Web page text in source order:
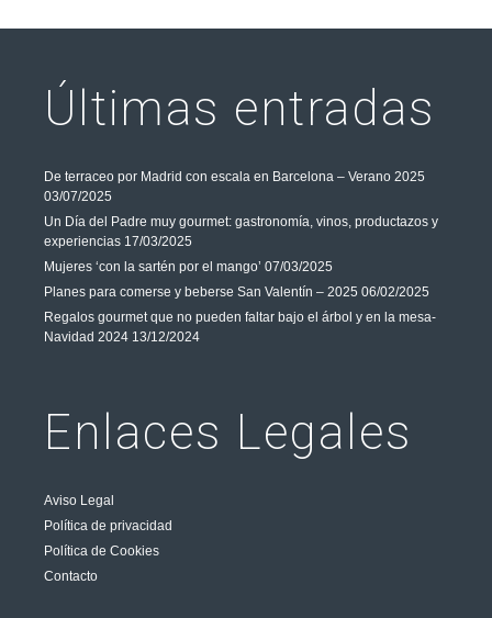
Últimas entradas
De terraceo por Madrid con escala en Barcelona – Verano 2025
03/07/2025
Un Día del Padre muy gourmet: gastronomía, vinos, productazos y
experiencias 17/03/2025
Mujeres ‘con la sartén por el mango’ 07/03/2025
Planes para comerse y beberse San Valentín – 2025 06/02/2025
Regalos gourmet que no pueden faltar bajo el árbol y en la mesa-
Navidad 2024 13/12/2024
Enlaces Legales
Aviso Legal
Política de privacidad
Política de Cookies
Contacto